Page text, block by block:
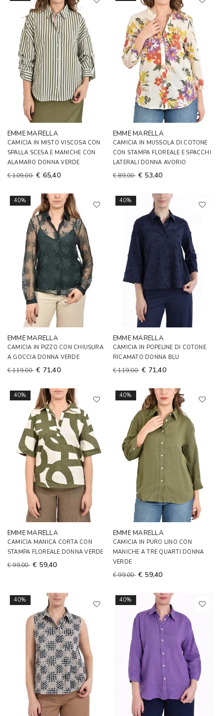
EMME MARELLA
CAMICIA IN MISTO VISCOSA CON
SPALLA SCESA E MANICHE CON
ALAMARO DONNA VERDE
€ 109,00 € 65,40
EMME MARELLA
CAMICIA IN MUSSOLA DI COTONE
CON STAMPA FLOREALE E SPACCHI
LATERALI DONNA AVORIO
€ 89,00 € 53,40
40%
EMME MARELLA
CAMICIA IN PIZZO CON CHIUSURA
A GOCCIA DONNA VERDE
€ 119,00 € 71,40
40%
EMME MARELLA
CAMICIA IN POPELINE DI COTONE
RICAMATO DONNA BLU
€ 119,00 € 71,40
40%
EMME MARELLA
CAMICIA MANICA CORTA CON
STAMPA FLOREALE DONNA VERDE
€ 99,00 € 59,40
40%
EMME MARELLA
CAMICIA IN PURO LINO CON
MANICHE A TRE QUARTI DONNA
VERDE
€ 99,00 € 59,40
40% 40%